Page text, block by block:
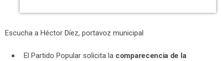
Escucha a Héctor Díez, portavoz municipal
El Partido Popular solicita la comparecencia de la